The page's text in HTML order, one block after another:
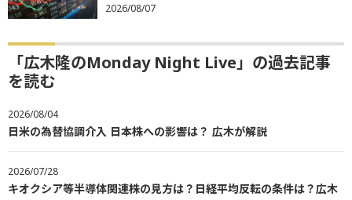
2026/08/07
「広木隆のMonday Night Live」の過去記事
を読む
2026/08/04
日米の為替協調介入 日本株への影響は？ 広木が解説
2026/07/28
キオクシア等半導体関連株の見方は？日経平均反転の条件は？広木